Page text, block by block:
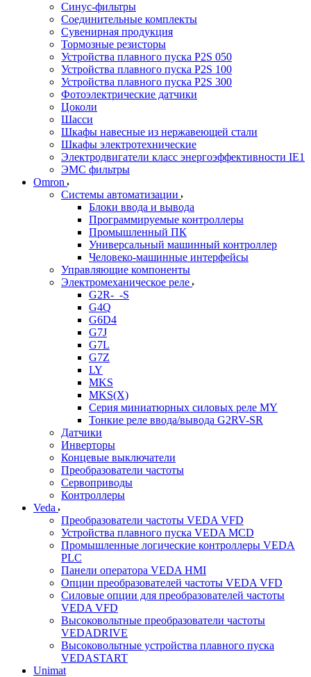
Синус-фильтры
Соединительные комплекты
Сувенирная продукция
Тормозные резисторы
Устройства плавного пуска P2S 050
Устройства плавного пуска P2S 100
Устройства плавного пуска P2S 300
Фотоэлектрические датчики
Цоколи
Шасси
Шкафы навесные из нержавеющей стали
Шкафы электротехнические
Электродвигатели класс энергоэффективности IE1
ЭМС фильтры
Omron
Системы автоматизации
Блоки ввода и вывода
Программируемые контроллеры
Промышленный ПК
Универсальный машинный контроллер
Человеко-машинные интерфейсы
Управляющие компоненты
Электромеханическое реле
G2R-_-S
G4Q
G6D4
G7J
G7L
G7Z
LY
MKS
MKS(X)
Серия миниатюрных силовых реле MY
Тонкие реле ввода/вывода G2RV-SR
Датчики
Инверторы
Концевые выключатели
Преобразователи частоты
Сервоприводы
Контроллеры
Veda
Преобразователи частоты VEDA VFD
Устройства плавного пуска VEDA MCD
Промышленные логические контроллеры VEDA
PLC
Панели оператора VEDA HMI
Опции преобразователей частоты VEDA VFD
Силовые опции для преобразователей частоты
VEDA VFD
Высоковольтные преобразователи частоты
VEDADRIVE
Высоковольтные устройства плавного пуска
VEDASTART
Unimat